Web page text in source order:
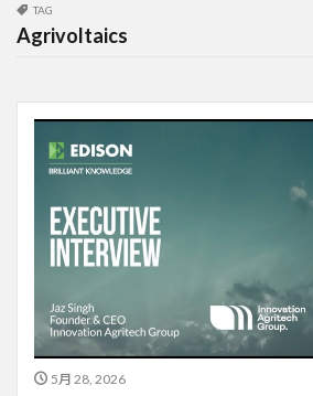
TAG
Agrivoltaics
5月 28, 2026